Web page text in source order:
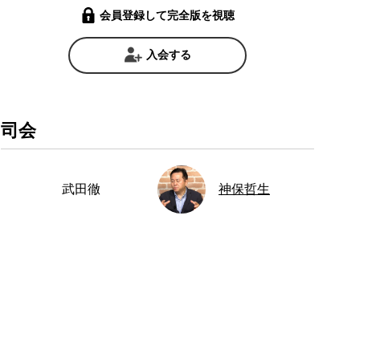
会員登録して完全版を視聴
入会する
司会
武田徹 神保哲生